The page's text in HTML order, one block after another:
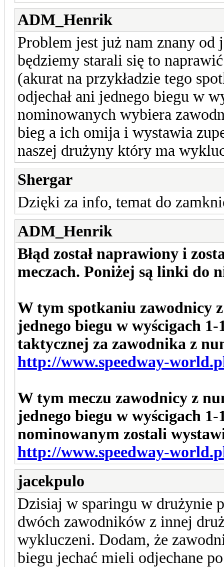
ADM_Henrik
Problem jest już nam znany od
będziemy starali się to
(akurat na przykładzie tego
odjechał ani jednego biegu w
nominowanych wybiera
bieg a ich omija i wystawia
naszej drużyny który ma
Shergar
Dzięki za info, temat do
ADM_Henrik
Błąd został naprawiony i
meczach. Poniżej są linki do
W tym spotkaniu zawodnicy
jednego biegu w wyścigach
taktycznej za zawodnika z
http://www.speedway-
W tym meczu zawodnicy z
jednego biegu w wyścigach
nominowanym zostali
http://www.speedway-
jacekpulo
Dzisiaj w sparingu w drużynie
dwóch zawodników z innej
wykluczeni. Dodam, że
biegu jechać mieli odjechane